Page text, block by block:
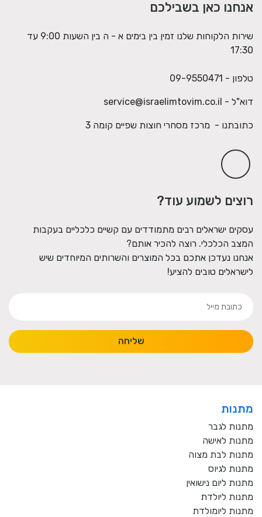
אנחנו כאן בשבילכם
שירות הלקוחות שלנו זמין בין בימים א - ה בין השעות 9:00 עד
17:30
טלפון - 09-9550471
דוא"ל - service@israelimtovim.co.il
כתובתנו - מרכז מסחרי חוצות שפיים קומה 3
רוצים לשמוע עוד?
עסקים ישראלים רבים מתמודדים עם קשיים כלכליים בעקבות
המצב הכלכלי. רוצה להכיר אותם?
אנחנו נעדכן אתכם בכל המוצרים והשרותים המיוחדים שיש
לישראלים טובים להציע!
שליחה
מתנות
מתנות לגבר
מתנות לאישה
מתנות לבת מצוה
מתנות לגיוס
מתנות ליום נישואין
מתנות ליולדת
מתנות ליומולדת